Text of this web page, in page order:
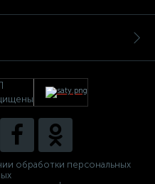
обработки персональных